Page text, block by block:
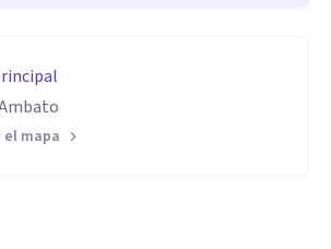
el mapa